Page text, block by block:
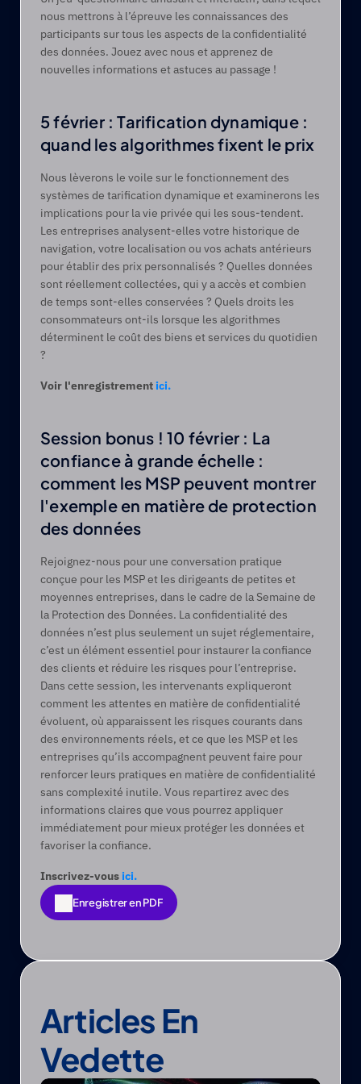
nous mettrons à l’épreuve les connaissances des
participants sur tous les aspects de la confidentialité
des données. Jouez avec nous et apprenez de
nouvelles informations et astuces au passage !
5 février : Tarification dynamique :
quand les algorithmes fixent le prix
Nous lèverons le voile sur le fonctionnement des
systèmes de tarification dynamique et examinerons les
implications pour la vie privée qui les sous-tendent.
Les entreprises analysent-elles votre historique de
navigation, votre localisation ou vos achats antérieurs
pour établir des prix personnalisés ? Quelles données
sont réellement collectées, qui y a accès et combien
de temps sont-elles conservées ? Quels droits les
consommateurs ont-ils lorsque les algorithmes
déterminent le coût des biens et services du quotidien
?
Voir l'enregistrement ici.
Session bonus ! 10 février : La
confiance à grande échelle :
comment les MSP peuvent montrer
l'exemple en matière de protection
des données
Rejoignez-nous pour une conversation pratique
conçue pour les MSP et les dirigeants de petites et
moyennes entreprises, dans le cadre de la Semaine de
la Protection des Données. La confidentialité des
données n’est plus seulement un sujet réglementaire,
c’est un élément essentiel pour instaurer la confiance
des clients et réduire les risques pour l’entreprise.
Dans cette session, les intervenants expliqueront
comment les attentes en matière de confidentialité
évoluent, où apparaissent les risques courants dans
des environnements réels, et ce que les MSP et les
entreprises qu’ils accompagnent peuvent faire pour
renforcer leurs pratiques en matière de confidentialité
sans complexité inutile. Vous repartirez avec des
informations claires que vous pourrez appliquer
immédiatement pour mieux protéger les données et
favoriser la confiance.
Inscrivez-vous ici.
Enregistrer en PDF
Enregistrer en PDF
Articles En
Vedette